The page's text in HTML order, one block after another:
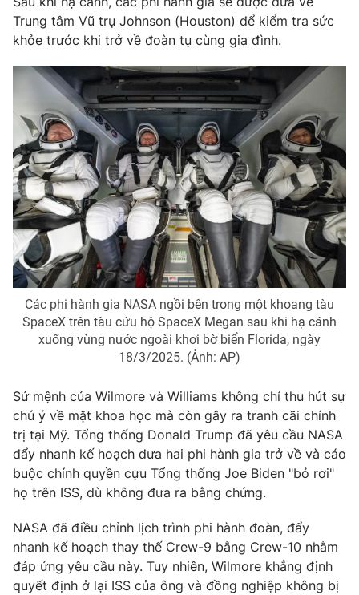
Tư vấn
Chuyên mục khác
Emagazine Podcast
Photo Infographic
Video Shorts video
VTV Money VTV Thể thao
VTV Sức khoẻ Bất động sản
Thị trường 24h Tấm lòng Việt
Vươn mình bằng AI
VTV9 VTV8
Liên hệ tòa soạn English
THỜI BÁO VTV
Theo dõi báo trên
Trung tâm Vũ trụ Johnson (Houston) để kiểm tra sức
khỏe trước khi trở về đoàn tụ cùng gia đình.
Các phi hành gia NASA ngồi bên trong một khoang tàu
SpaceX trên tàu cứu hộ SpaceX Megan sau khi hạ cánh
xuống vùng nước ngoài khơi bờ biển Florida, ngày
18/3/2025. (Ảnh: AP)
Sứ mệnh của Wilmore và Williams không chỉ thu hút sự
chú ý về mặt khoa học mà còn gây ra tranh cãi chính
trị tại Mỹ. Tổng thống Donald Trump đã yêu cầu NASA
đẩy nhanh kế hoạch đưa hai phi hành gia trở về và cáo
buộc chính quyền cựu Tổng thống Joe Biden "bỏ rơi"
họ trên ISS, dù không đưa ra bằng chứng.
NASA đã điều chỉnh lịch trình phi hành đoàn, đẩy
nhanh kế hoạch thay thế Crew-9 bằng Crew-10 nhằm
đáp ứng yêu cầu này. Tuy nhiên, Wilmore khẳng định
quyết định ở lại ISS của ông và đồng nghiệp không bị